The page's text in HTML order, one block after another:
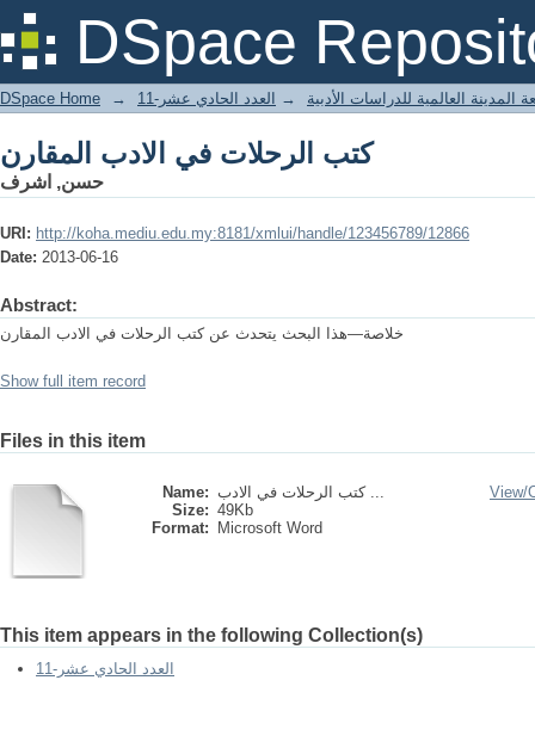
DSpace
كتب الرحلات في الادب المقارن
DSpace Home → المدينة العالمية للدراسات الأدبية → العدد الحادي عشر-11
كتب الرحلات في الادب المقارن
حسن, اشرف
URI: http://koha.mediu.edu.my:8181/xmlui/handle/123456789/12866
Date: 2013-06-16
Abstract:
خلاصة—هذا البحث يتحدث عن كتب الرحلات في الادب المقارن
Show full item record
Files in this item
Name:
كتب الرحلات في الادب ...
Size: 49Kb
Format:
Microsoft Word
View/
This item appears in the following Collection(s)
العدد الحادي عشر-11